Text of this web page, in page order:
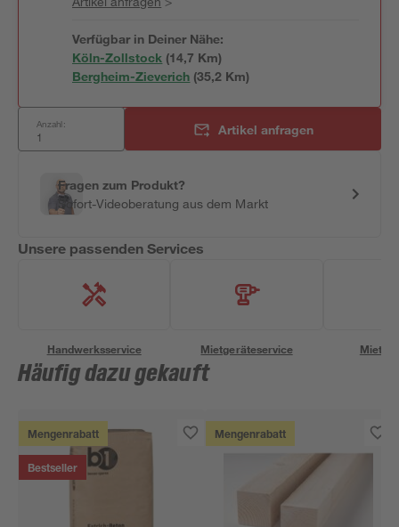
Verfügbar in Deiner Nähe:
Köln-Zollstock (14,7 Km)
Bergheim-Zieverich (35,2 Km)
Anzahl: Artikel anfragen
Fragen zum Produkt?
Sofort-Videoberatung aus dem Markt
Unsere passenden Services
Handwerksservice Mietgeräteservice
Häufig dazu gekauft
Mengenrabatt
Bestseller
Mengenrabatt